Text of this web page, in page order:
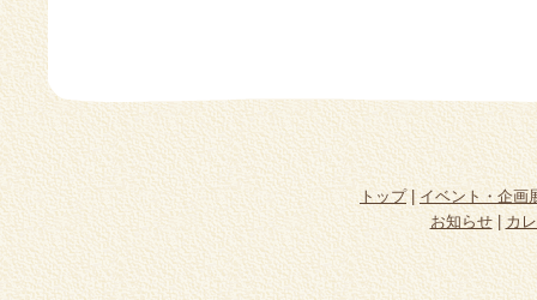
トップ|イベント・企画
お知らせ| カ